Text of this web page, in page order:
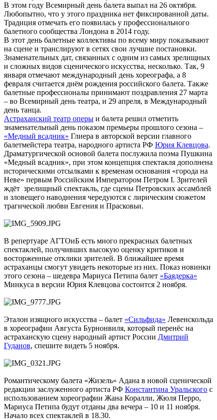
В этом году Всемирный день балета выпал на 26 октября.
Любопытно, что у этого праздника нет фиксированной даты.
Традиция отмечать его появилась у профессионального
балетного сообщества Лондона в 2014 году.
В этот день балетные коллективы по всему миру показывают
на сцене и транслируют в сетях свои лучшие постановки.
Знаменательных дат, связанных с одним из самых зрелищных
и сложных видов сценического искусства, несколько. Так, 9
января отмечают международный день хореографа, а 8
февраля считается днём рождения российского балета. Также
балетные профессионалы принимают поздравления 27 марта
– во Всемирный день театра, и 29 апреля, в Международный
день танца.
Астраханский театр оперы и балета решил отметить
знаменательный день показом премьеры прошлого сезона –
«Медный всадник» Глиера в авторской версии главного
балетмейстера театра, народного артиста РФ Юрия Клевцова.
Драматургической основой балета послужила поэма Пушкина
«Медный всадник», при этом концепция спектакля дополнена
историческими отсылками к временам основания «города на
Неве» первым Российским Императором Петром I. Зрителей
ждёт зрелищный спектакль, где сцены Петровских ассамблей
и зловещего наводнения чередуются с лирическим сюжетом
трагической любви Евгения и Прасковьи.
В репертуаре АГТОиБ есть много прекрасных балетных
спектаклей, получивших высокую оценку критиков и
восторженные отклики зрителей. В ближайшее время
астраханцы смогут увидеть некоторые из них. Показ новинки
этого сезона – шедевра Мариуса Петипа балет «Баядерка»
Минкуса в версии Юрия Клевцова состоится 2 ноября.
Эталон изящного искусства – балет «Сильфида» Левенскольда
в хореографии Августа Бурнонвиля, который перенёс на
астраханскую сцену народный артист России Дмитрий
Гуданов, спешите видеть 5 ноября.
Романтическому балета «Жизель» Адана в новой сценической
редакции заслуженного артиста РФ Константина Уральского с
использованием хореографии Жана Коралли, Жюля Перро,
Мариуса Петипа будут отданы два вечера – 10 и 11 ноября.
Начало всех спектаклей в 18.30.